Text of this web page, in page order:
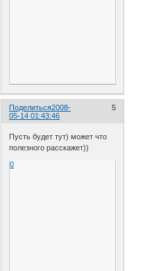
Поделиться 5
2008-
05-14 01:43:46
Пусть будет тут) может что
полезного расскажет))
0